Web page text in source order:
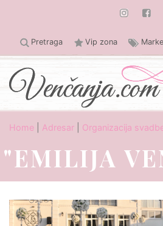
Pretraga Vip zona
Home Adresar Organizacija
"EMILIJA